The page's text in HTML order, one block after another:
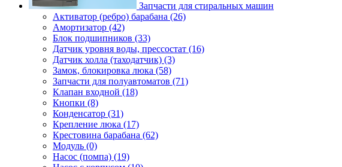
Запчасти для стиральных машин
Активатор (ребро) барабана (26)
Амортизатор (42)
Блок подшипников (33)
Датчик уровня воды, прессостат (16)
Датчик холла (таходатчик) (3)
Замок, блокировка люка (58)
Запчасти для полуавтоматов (71)
Клапан входной (18)
Кнопки (8)
Конденсатор (31)
Крепление люка (17)
Крестовина барабана (62)
Модуль (0)
Насос (помпа) (19)